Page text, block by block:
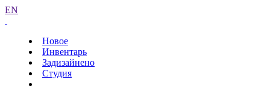
EN
Новое
Инвентарь
Задизайнено
Студия